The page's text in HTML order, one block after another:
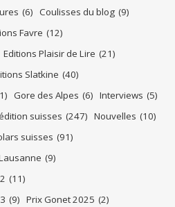
(6) Coulisses du blog (9)
Favre (12)
Editions Plaisir de Lire (21)
Slatkine (40)
Gore des Alpes (6) Interviews (5)
suisses (247) Nouvelles (10)
suisses (91)
(9)
(11)
(9) Prix Gonet 2025 (2)